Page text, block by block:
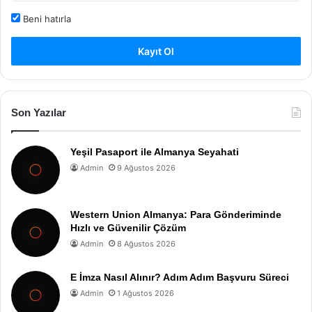
Beni hatırla
Kayıt Ol
Son Yazılar
Yeşil Pasaport ile Almanya Seyahati
Admin 9 Ağustos 2026
Western Union Almanya: Para Gönderiminde
Hızlı ve Güvenilir Çözüm
Admin 8 Ağustos 2026
E İmza Nasıl Alınır? Adım Adım Başvuru Süreci
Admin 1 Ağustos 2026